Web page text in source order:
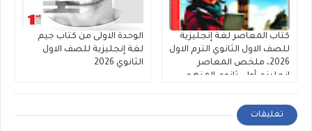
كتاب المعاصر لغة إنجليزية
للصف الاول الثانوي الترم الاول
2026، ملخص المعاصر
انجليزي أولى ثانوي المنهج
الوحدة الاولى من كتاب جيم
لغة إنجليزية للصف الاول
الثانوي 2026
تعليقات